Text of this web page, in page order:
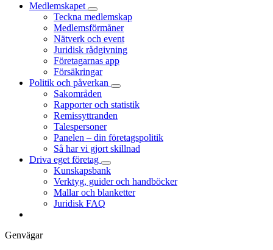
Medlemskapet
Teckna medlemskap
Medlemsförmåner
Nätverk och event
Juridisk rådgivning
Företagarnas app
Försäkringar
Politik och påverkan
Sakområden
Rapporter och statistik
Remissyttranden
Talespersoner
Panelen – din företagspolitik
Så har vi gjort skillnad
Driva eget företag
Kunskapsbank
Verktyg, guider och handböcker
Mallar och blanketter
Juridisk FAQ
Genvägar